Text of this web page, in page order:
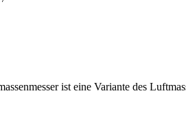
ist eine Variante des